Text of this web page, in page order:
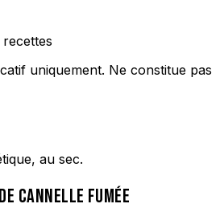
uniquement. Ne constitue pas
au sec.
CANNELLE FUMÉE